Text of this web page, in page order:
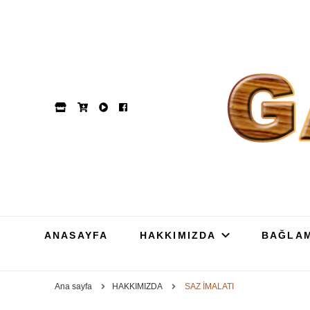
ANASAYFA HAKKIMIZDA
Ana sayfa HAKKIMIZDA SAZ İMALATI